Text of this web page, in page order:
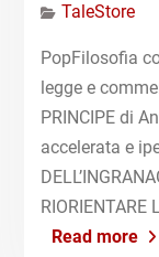
TaleStore
PopFilosofia
legge e
PRINCIPE di
accelerata e
Read more